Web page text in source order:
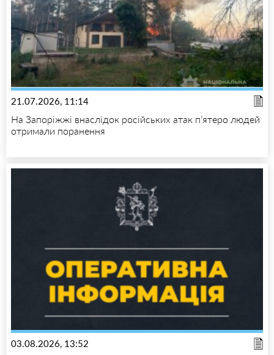
21.07.2026, 11:14
На Запоріжжі внаслідок російських атак п’ятеро людей
отримали поранення
03.08.2026, 13:52